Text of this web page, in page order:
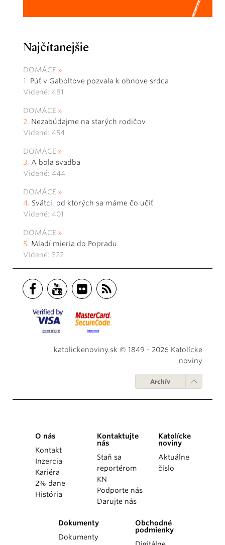
Najčítanejšie
DOMÁCE
Púť v Gaboltove pozvala k obnove srdca
Videné: 481
DOMÁCE
Nezabúdajme na starých rodičov
Videné: 454
DOMÁCE
A bola svadba
Videné: 444
DOMÁCE
Svätci, od ktorých sa máme čo učiť
Videné: 401
DOMÁCE
Mladí mieria do Popradu
Videné: 322
katolickenoviny.sk © 1849 - 2026 Katolícke
noviny
Archív
O nás
Kontakt
Inzercia
Kariéra
2% dane
História
Kontaktujte
nás
Staň sa
reportérom
KN
Podporte nás
Darujte nás
Katolícke
noviny
Aktuálne
číslo
Dokumenty
Dokumenty
Obchodné
podmienky